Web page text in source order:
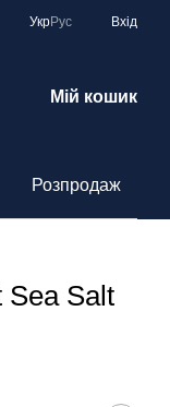
УкрРус Вхід
Мій кошик
Розпродаж
Sea Salt